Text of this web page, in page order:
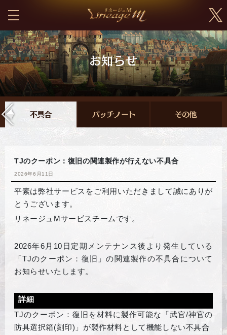
TJのクーポン：復旧の関連製作が行えない不具合
2026年6月11日
平素は弊社サービスをご利用いただきまして誠にありが
とうございます。
リネージュMサービスチームです。
2026年6月10日定期メンテナンス後より発生している
「TJのクーポン：復旧」の関連製作の不具合について
お知らせいたします。
詳細
TJのクーポン：復旧を材料に製作可能な「武官/神官の
防具選択箱(刻印)」が製作材料として機能しない不具合